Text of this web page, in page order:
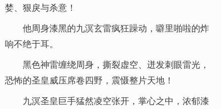
婪、狠戾与杀意！
他周身漆黑的九溟玄雷疯狂躁动，噼里啪啦的炸
响不绝于耳。
黑色神雷缠绕周身，撕裂虚空、迸发刺眼雷光，
恐怖的圣皇威压席卷四野，震慑整片天地！
九溟圣皇巨手猛然凌空张开，掌心之中，浓郁漆